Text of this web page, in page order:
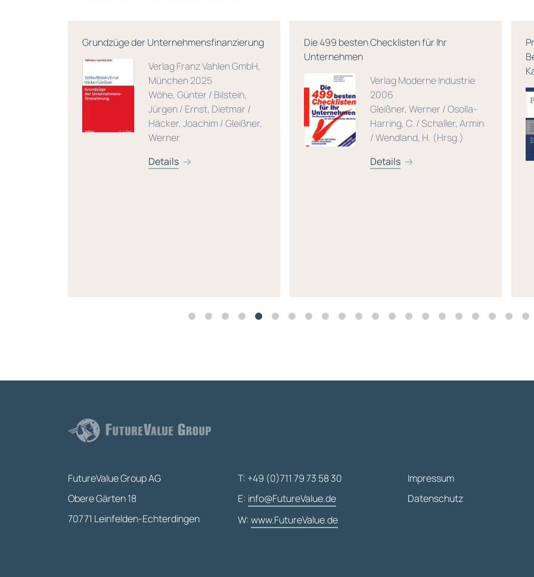
Grundzüge der Unternehmensfinanzierung
Verlag Franz Vahlen GmbH,
München 2025
Wöhe, Günter / Bilstein,
Jürgen / Ernst, Dietmar /
Häcker, Joachim / Gleißner,
Werner
Details
Die 499 besten Checklisten für Ihr
Unternehmen
Verlag Moderne Industrie
2006
Gleißner, Werner / Osolla-
Harring, C. / Schaller, Armin
/ Wendland, H. (Hrsg.)
Details
FutureValue Group AG
Obere Gärten 18
70771 Leinfelden-Echterdingen
T: +49 (0)711 79 73 58 30
E: info@FutureValue.de
W: www.FutureValue.de
Impressum
Datenschutz